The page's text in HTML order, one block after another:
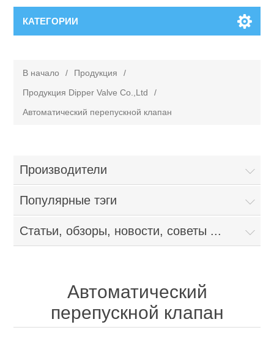
КАТЕГОРИИ
В начало / Продукция
/
Продукция Dipper Valve Co.,Ltd
/
Автоматический перепускной клапан
Производители
Популярные тэги
Статьи, обзоры, новости, советы ...
Автоматический
перепускной клапан